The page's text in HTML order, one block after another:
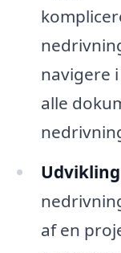
navigere
alle
af en